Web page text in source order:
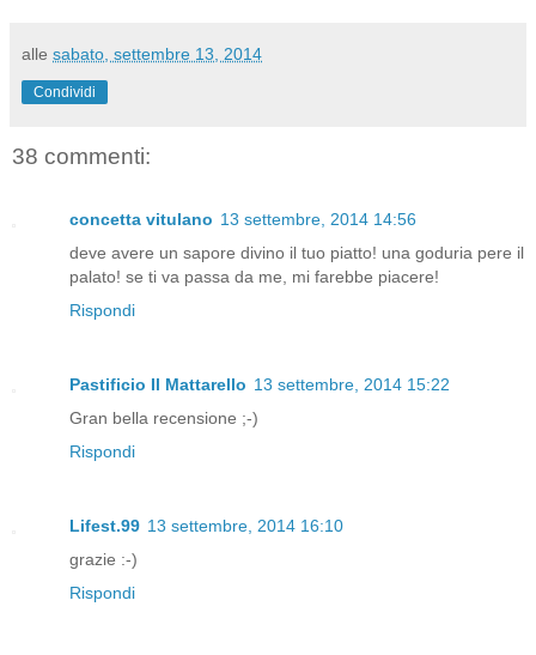
alle sabato, settembre 13, 2014
Condividi
38 commenti:
concetta vitulano 13 settembre, 2014 14:56
deve avere un sapore divino il tuo piatto! una goduria pere il
palato! se ti va passa da me, mi farebbe piacere!
Rispondi
Pastificio Il Mattarello 13 settembre, 2014 15:22
Gran bella recensione ;-)
Rispondi
Lifest.99 13 settembre, 2014 16:10
grazie :-)
Rispondi